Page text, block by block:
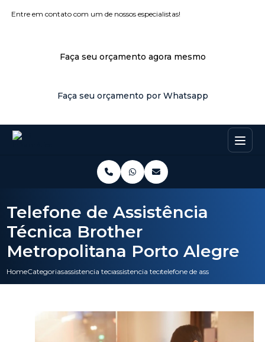
Entre em contato com um de nossos especialistas!
Faça seu orçamento agora mesmo
Faça seu orçamento por Whatsapp
HomeCategoriasassistencia tecnicaassistencia tecnica notebook em porto alegre
telefone de assistencia
Telefone de Assistência
Técnica Brother
Metropolitana Porto Alegre